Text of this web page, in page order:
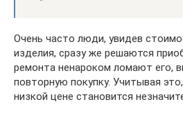
Очень часто люди, увидев
изделия, сразу же решаются
ремонта ненароком ломают его,
повторную покупку. Учитывая
низкой цене становится